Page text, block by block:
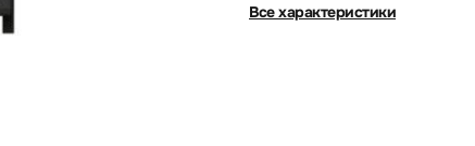
Все характеристики